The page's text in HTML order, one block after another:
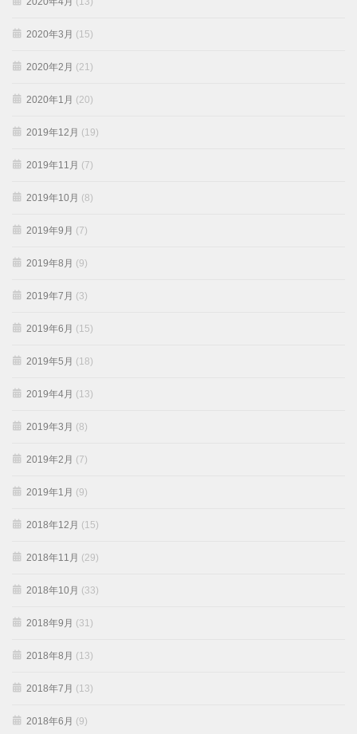
2020年3月 (15)
2020年2月 (21)
2020年1月 (20)
2019年12月 (19)
2019年11月 (7)
2019年10月 (8)
2019年9月 (7)
2019年8月 (9)
2019年7月 (3)
2019年6月 (15)
2019年5月 (18)
2019年4月 (13)
2019年3月 (8)
2019年2月 (7)
2019年1月 (9)
2018年12月 (15)
2018年11月 (29)
2018年10月 (33)
2018年9月 (31)
2018年8月 (13)
2018年7月 (13)
2018年6月 (9)